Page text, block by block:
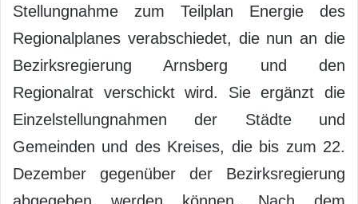
Stellungnahme zum Teilplan Energie des
Regionalplanes verabschiedet, die nun an die
Bezirksregierung Arnsberg und den
Regionalrat verschickt wird. Sie ergänzt die
Einzelstellungnahmen der Städte und
Gemeinden und des Kreises, die bis zum 22.
Dezember gegenüber der Bezirksregierung